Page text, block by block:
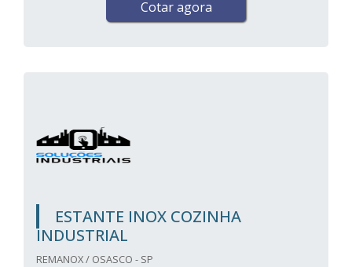
Cotar agora
ESTANTE INOX COZINHA
INDUSTRIAL
REMANOX / OSASCO - SP